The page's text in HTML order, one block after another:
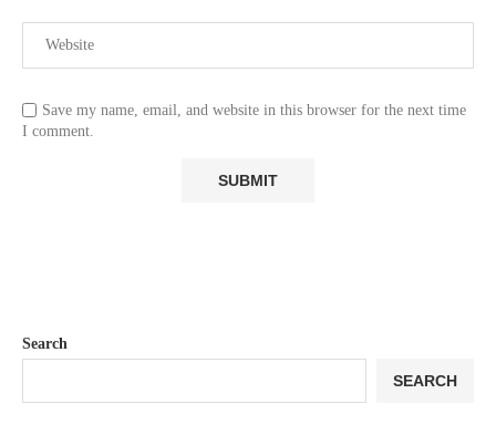
Save my name, email, and website in this browser for the next time
I comment.
Search
SEARCH